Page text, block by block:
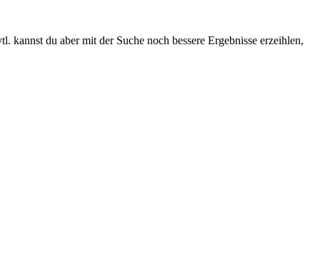
kannst du aber mit der Suche noch bessere Ergebnisse erzeihlen,